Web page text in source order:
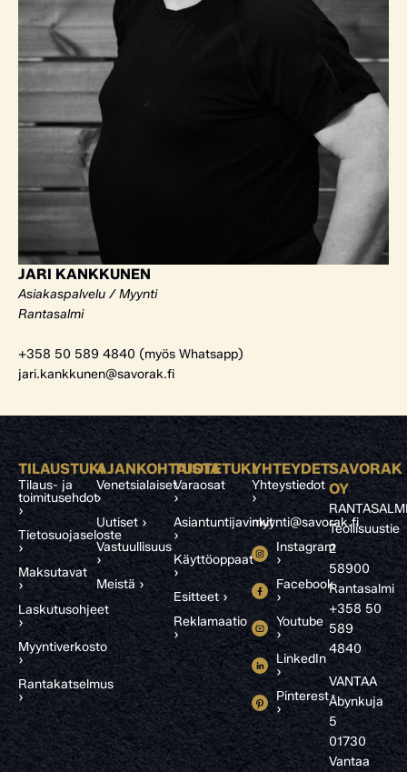
JARI KANKKUNEN
Asiakaspalvelu / Myynti
Rantasalmi
+358 50 589 4840 (myös Whatsapp)
jari.kankkunen@savorak.fi
TILAUSTUKI
Tilaus- ja
toimitusehdot
›
Tietosuojaseloste
›
Maksutavat
›
Laskutusohjeet
›
Myyntiverkosto
›
Rantakatselmus
›
AJANKOHTAISTA
Venetsialaiset
›
Uutiset ›
Vastuullisuus
›
Meistä ›
TUOTETUKI
Varaosat
›
Asiantuntijavinkit
›
Käyttöoppaat
›
Esitteet ›
Reklamaatio
›
YHTEYDET
Yhteystiedot
›
myynti@savorak.fi
Instagram
›
Facebook
›
Youtube
›
LinkedIn
›
Pinterest
›
SAVORAK
OY
Teollisuustie
2
58900
Rantasalmi
+358 50
589
4840
VANTAA
Åbynkuja
5
01730
Vantaa